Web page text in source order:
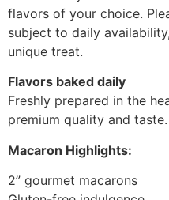
flavors of your choice.
subject to daily
unique treat.
Flavors baked daily
Freshly prepared in the
premium quality and taste.
Macaron Highlights:
2” gourmet macarons